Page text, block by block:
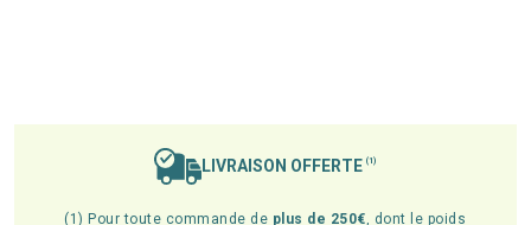
LIVRAISON OFFERTE (1)
(1) Pour toute commande de plus de 250€, dont le poids